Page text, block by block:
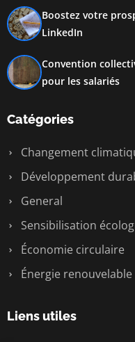
Boostez votre
LinkedIn
Convention
pour les salariés
Catégories
Changement
Développement
General
Sensibilisation
Économie circulaire
Énergie renouvelable
Liens utiles